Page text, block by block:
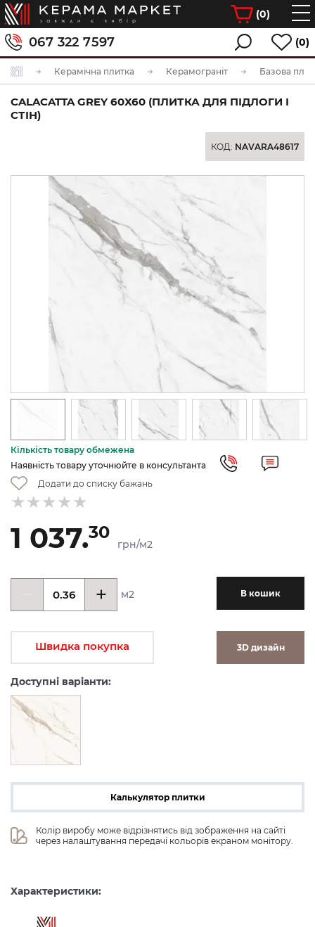
(0)
067 322 7597 (0)
Керамічна плитка Керамограніт Базова
CALACATTA GREY 60Х60 (ПЛИТКА ДЛЯ ПІДЛОГИ І
СТІН)
КОД: NAVARA48617
Кількість товару обмежена
Наявність товару уточнюйте в консультанта
Додати до списку бажань
1 037.30
грн/м2
м2 В кошик
Швидка покупка 3D дизайн
Доступні варіанти:
Калькулятор плитки
Колір виробу може відрізнятись від зображення на сайті
через налаштування передачі кольорів екраном монітору.
Характеристики: